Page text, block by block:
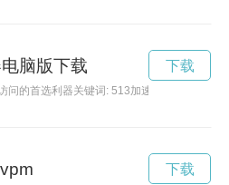
脑版下载
问的首选利器关键词: 513加速器, 网络访问,
下载
下载